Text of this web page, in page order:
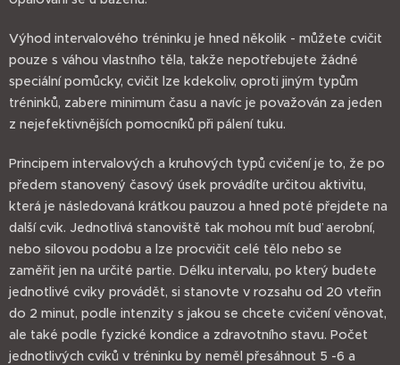
Výhod intervalového tréninku je hned několik - můžete cvičit
pouze s váhou vlastního těla, takže nepotřebujete žádné
speciální pomůcky, cvičit lze kdekoliv, oproti jiným typům
tréninků, zabere minimum času a navíc je považován za jeden
z nejefektivnějších pomocníků při pálení tuku.
Principem intervalových a kruhových typů cvičení je to, že po
předem stanovený časový úsek provádíte určitou aktivitu,
která je následovaná krátkou pauzou a hned poté přejdete na
další cvik. Jednotlivá stanoviště tak mohou mít buď aerobní,
nebo silovou podobu a lze procvičit celé tělo nebo se
zaměřit jen na určité partie. Délku intervalu, po který budete
jednotlivé cviky provádět, si stanovte v rozsahu od 20 vteřin
do 2 minut, podle intenzity s jakou se chcete cvičení věnovat,
ale také podle fyzické kondice a zdravotního stavu. Počet
jednotlivých cviků v tréninku by neměl přesáhnout 5 -6 a